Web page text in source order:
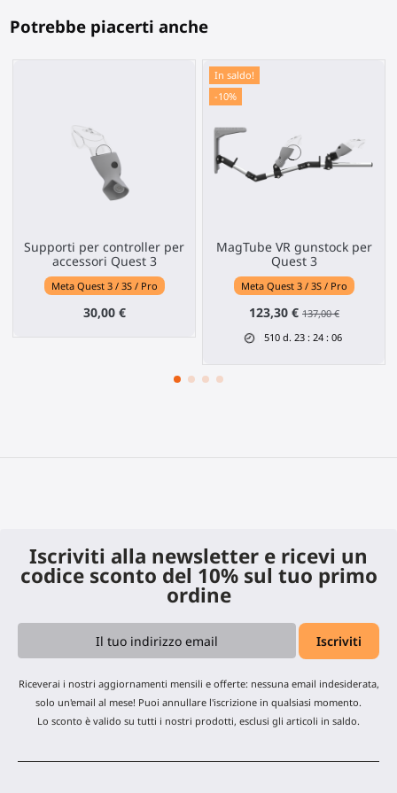
Potrebbe piacerti anche
Supporti per controller per
accessori Quest 3
Meta Quest 3 / 3S / Pro
30,00 €
In saldo!
-10%
MagTube VR gunstock per
Quest 3
Meta Quest 3 / 3S / Pro
123,30 € 137,00 €
510 d. 23 :24 :06
Iscriviti alla newsletter e ricevi un
codice sconto del 10% sul tuo primo
ordine
Riceverai i nostri aggiornamenti mensili e offerte: nessuna email indesiderata,
solo un'email al mese! Puoi annullare l'iscrizione in qualsiasi momento.
Lo sconto è valido su tutti i nostri prodotti, esclusi gli articoli in saldo.